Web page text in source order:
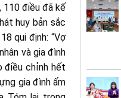
110 điều đã kế
huy bản sắc
qui định: “Vợ
và gia đình
điều chỉnh hết
gia đình ấm